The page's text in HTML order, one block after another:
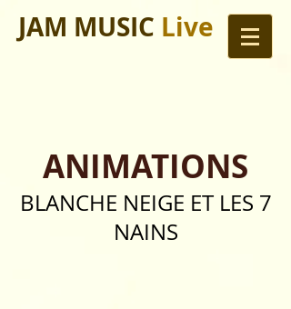
JAM MUSIC Live
ANIMATIONS
BLANCHE NEIGE ET LES 7
NAINS